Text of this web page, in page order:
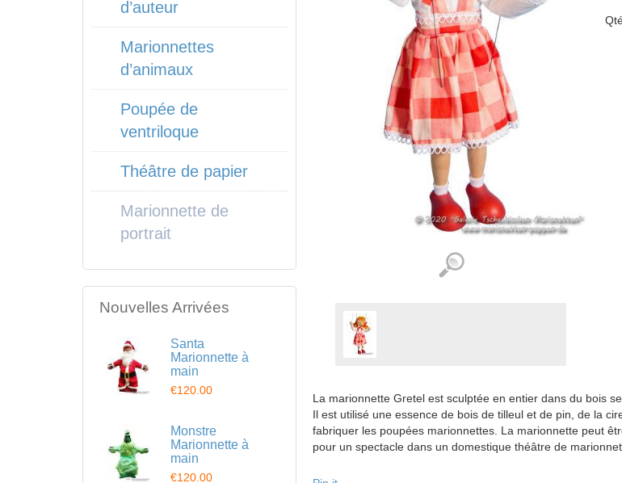
La marionnette Gretel est sculptée en entier dans du bois
Il est utilisé une essence de bois de tilleul et de pin, de la
fabriquer les poupées marionnettes. La marionnette peut
pour un spectacle dans un domestique théâtre de
d’auteur
Marionnettes
d’animaux
Poupée de
ventriloque
Théâtre de papier
Marionnette de
portrait
Nouvelles Arrivées
Santa
Marionnette à
main
€120.00
Monstre
Marionnette à
main
€120.00